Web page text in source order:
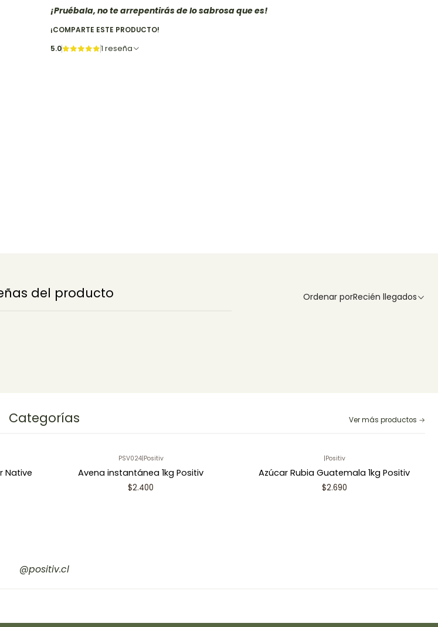
¡Pruébala, no te arrepentirás de lo sabrosa que es!
¡COMPARTE ESTE PRODUCTO!
5.0 1 reseña
del producto Ordenar porRecién llegados
Categorías Ver más productos
Native
PSV024|Positiv
Avena instantánea 1kg Positiv
$2.400
|Positiv
Azúcar Rubia Guatemala 1kg Positiv
$2.690
@positiv.cl